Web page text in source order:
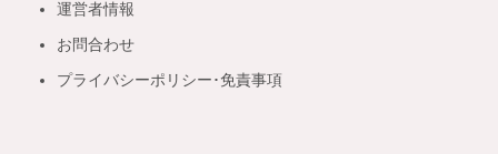
運営者情報
お問合わせ
プライバシーポリシー･免責事項